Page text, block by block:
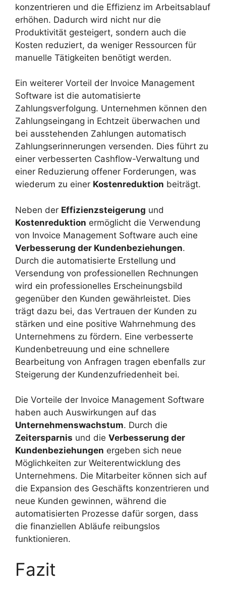
konzentrieren und die Effizienz im Arbeitsablauf
erhöhen. Dadurch wird nicht nur die
Produktivität gesteigert, sondern auch die
Kosten reduziert, da weniger Ressourcen für
manuelle Tätigkeiten benötigt werden.
Ein weiterer Vorteil der Invoice Management
Software ist die automatisierte
Zahlungsverfolgung. Unternehmen können den
Zahlungseingang in Echtzeit überwachen und
bei ausstehenden Zahlungen automatisch
Zahlungserinnerungen versenden. Dies führt zu
einer verbesserten Cashflow-Verwaltung und
einer Reduzierung offener Forderungen, was
wiederum zu einer Kostenreduktion beiträgt.
Neben der Effizienzsteigerung und
Kostenreduktion ermöglicht die Verwendung
von Invoice Management Software auch eine
Verbesserung der Kundenbeziehungen.
Durch die automatisierte Erstellung und
Versendung von professionellen Rechnungen
wird ein professionelles Erscheinungsbild
gegenüber den Kunden gewährleistet. Dies
trägt dazu bei, das Vertrauen der Kunden zu
stärken und eine positive Wahrnehmung des
Unternehmens zu fördern. Eine verbesserte
Kundenbetreuung und eine schnellere
Bearbeitung von Anfragen tragen ebenfalls zur
Steigerung der Kundenzufriedenheit bei.
Die Vorteile der Invoice Management Software
haben auch Auswirkungen auf das
Unternehmenswachstum. Durch die
Zeitersparnis und die Verbesserung der
Kundenbeziehungen ergeben sich neue
Möglichkeiten zur Weiterentwicklung des
Unternehmens. Die Mitarbeiter können sich auf
die Expansion des Geschäfts konzentrieren und
neue Kunden gewinnen, während die
automatisierten Prozesse dafür sorgen, dass
die finanziellen Abläufe reibungslos
funktionieren.
Fazit